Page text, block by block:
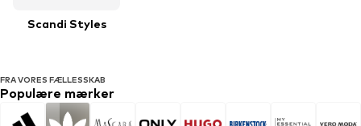
FRA VORES FÆLLESSKAB
Populære mærker
Scandi Styles